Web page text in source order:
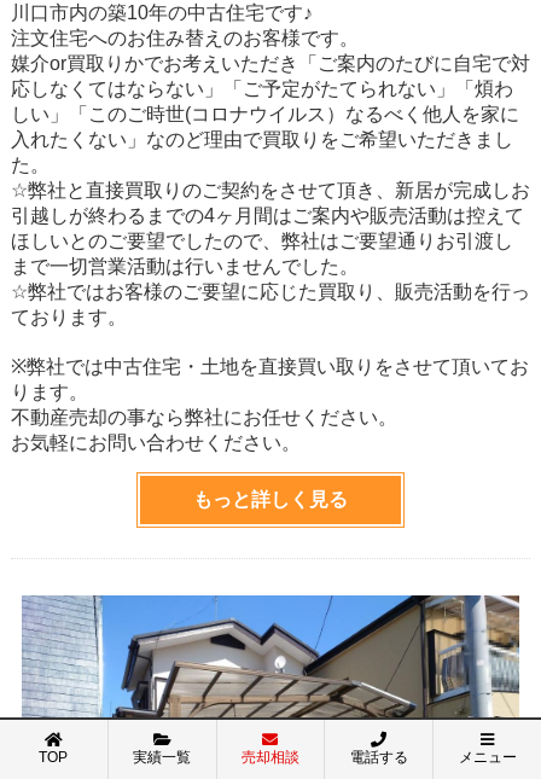
川口市内の築10年の中古住宅です♪
注文住宅へのお住み替えのお客様です。
媒介or買取りかでお考えいただき「ご案内のたびに自宅で対
応しなくてはならない」「ご予定がたてられない」「煩わ
しい」「このご時世(コロナウイルス）なるべく他人を家に
入れたくない」なのど理由で買取りをご希望いただきまし
た。
☆弊社と直接買取りのご契約をさせて頂き、新居が完成しお
引越しが終わるまでの4ヶ月間はご案内や販売活動は控えて
ほしいとのご要望でしたので、弊社はご要望通りお引渡し
まで一切営業活動は行いませんでした。
☆弊社ではお客様のご要望に応じた買取り、販売活動を行っ
ております。
※弊社では中古住宅・土地を直接買い取りをさせて頂いてお
ります。
不動産売却の事なら弊社にお任せください。
お気軽にお問い合わせください。
もっと詳しく見る
TOP 実績一覧 売却相談 電話する メニュー